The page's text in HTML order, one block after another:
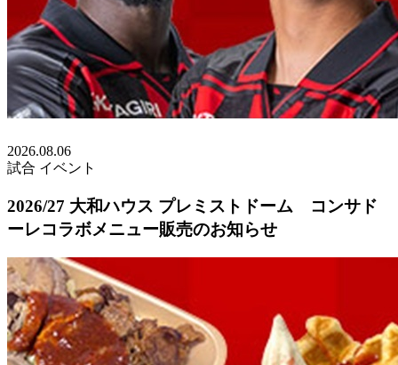
2026.08.06
試合 イベント
2026/27 大和ハウス プレミストドーム コンサド
ーレコラボメニュー販売のお知らせ